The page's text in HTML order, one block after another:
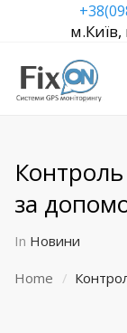
за
In Новини
Home